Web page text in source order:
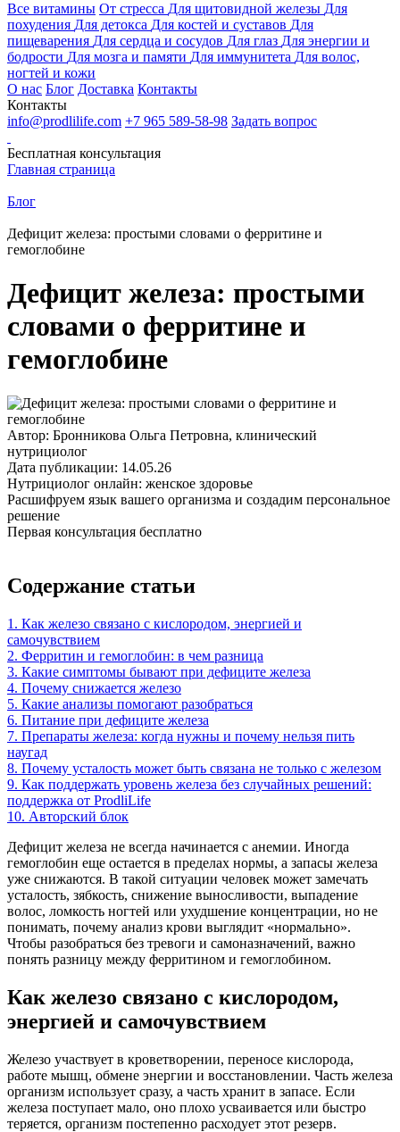
Все витамины От стресса Для щитовидной железы Для
похудения Для детокса Для костей и суставов Для
пищеварения Для сердца и сосудов Для глаз Для энергии и
бодрости Для мозга и памяти Для иммунитета Для волос,
ногтей и кожи
О нас Блог Доставка Контакты
Контакты
info@prodlilife.com +7 965 589-58-98 Задать вопрос
Бесплатная консультация
Главная страница
Блог
Дефицит железа: простыми словами о ферритине и
гемоглобине
Дефицит железа: простыми
словами о ферритине и
гемоглобине
Автор: Бронникова Ольга Петровна, клинический
нутрициолог
Дата публикации: 14.05.26
Нутрициолог онлайн: женское здоровье
Расшифруем язык вашего организма и создадим персональное
решение
Первая консультация бесплатно
Содержание статьи
1. Как железо связано с кислородом, энергией и
самочувствием
2. Ферритин и гемоглобин: в чем разница
3. Какие симптомы бывают при дефиците железа
4. Почему снижается железо
5. Какие анализы помогают разобраться
6. Питание при дефиците железа
7. Препараты железа: когда нужны и почему нельзя пить
наугад
8. Почему усталость может быть связана не только с железом
9. Как поддержать уровень железа без случайных решений:
поддержка от ProdliLife
10. Авторский блок
Дефицит железа не всегда начинается с анемии. Иногда
гемоглобин еще остается в пределах нормы, а запасы железа
уже снижаются. В такой ситуации человек может замечать
усталость, зябкость, снижение выносливости, выпадение
волос, ломкость ногтей или ухудшение концентрации, но не
понимать, почему анализ крови выглядит «нормально».
Чтобы разобраться без тревоги и самоназначений, важно
понять разницу между ферритином и гемоглобином.
Как железо связано с кислородом,
энергией и самочувствием
Железо участвует в кроветворении, переносе кислорода,
работе мышц, обмене энергии и восстановлении. Часть железа
организм использует сразу, а часть хранит в запасе. Если
железа поступает мало, оно плохо усваивается или быстро
теряется, организм постепенно расходует этот резерв.